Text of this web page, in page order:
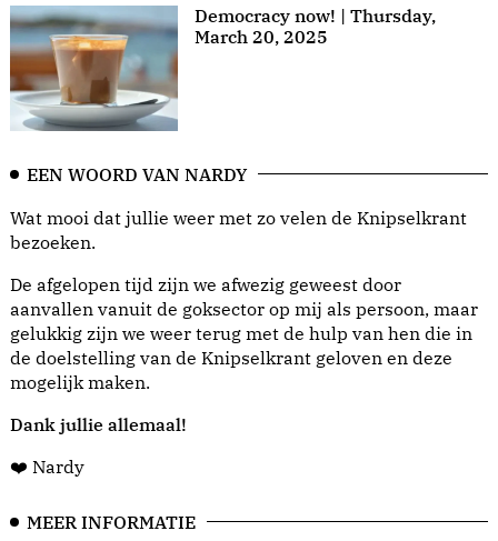
Democracy now! | Thursday,
March 20, 2025
EEN WOORD VAN NARDY
Wat mooi dat jullie weer met zo velen de Knipselkrant
bezoeken.
De afgelopen tijd zijn we afwezig geweest door
aanvallen vanuit de goksector op mij als persoon, maar
gelukkig zijn we weer terug met de hulp van hen die in
de doelstelling van de Knipselkrant geloven en deze
mogelijk maken.
Dank jullie allemaal!
❤️ Nardy
MEER INFORMATIE